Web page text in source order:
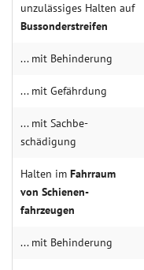
unzulässiges Halten auf
Bus­sonder­streifen
... mit Behin­derung
... mit Gefähr­dung
... mit Sachbe­
schädigung
Halten im Fahr­raum
von Schienen­
fahrzeugen
... mit Behin­derung